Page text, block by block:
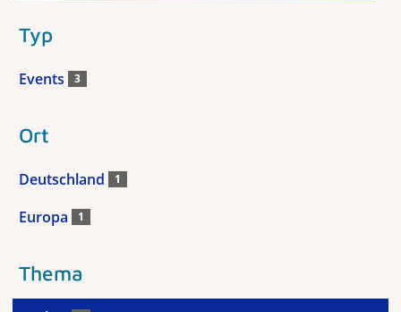
Typ
Events 3
Ort
Deutschland 1
Europa 1
Thema